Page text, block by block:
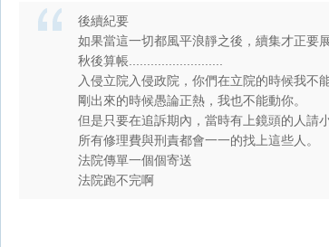
後續紀要
如果當這一切都風平浪靜之後，續集才正要展
秋後算帳..........................
入侵立院入侵政院，你們在立院的時候我不能
剛出來的時候愚論正熱，我也不能動你。
但是只要在追訴期內，當時有上鏡頭的人請小
所有修理費與刑責都會一一的找上這些人。
法院傳單一個個寄送
法院跑不完啊